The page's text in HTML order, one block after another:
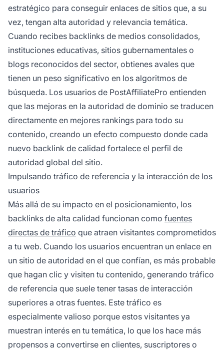
estratégico para conseguir enlaces de sitios que, a su
vez, tengan alta autoridad y relevancia temática.
Cuando recibes backlinks de medios consolidados,
instituciones educativas, sitios gubernamentales o
blogs reconocidos del sector, obtienes avales que
tienen un peso significativo en los algoritmos de
búsqueda. Los usuarios de PostAffiliatePro entienden
que las mejoras en la autoridad de dominio se traducen
directamente en mejores rankings para todo su
contenido, creando un efecto compuesto donde cada
nuevo backlink de calidad fortalece el perfil de
autoridad global del sitio.
Impulsando tráfico de referencia y la interacción de los
usuarios
Más allá de su impacto en el posicionamiento, los
backlinks de alta calidad funcionan como fuentes
directas de tráfico que atraen visitantes comprometidos
a tu web. Cuando los usuarios encuentran un enlace en
un sitio de autoridad en el que confían, es más probable
que hagan clic y visiten tu contenido, generando tráfico
de referencia que suele tener tasas de interacción
superiores a otras fuentes. Este tráfico es
especialmente valioso porque estos visitantes ya
muestran interés en tu temática, lo que los hace más
propensos a convertirse en clientes, suscriptores o